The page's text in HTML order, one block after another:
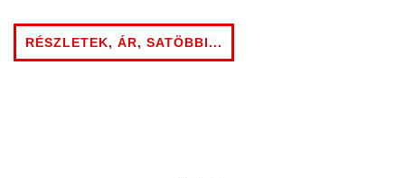
RÉSZLETEK, ÁR, SATÖBBI...